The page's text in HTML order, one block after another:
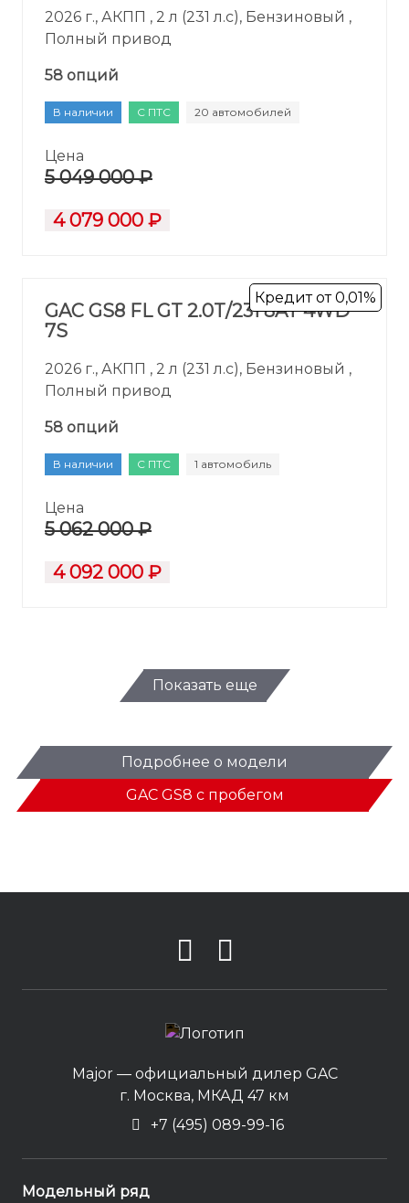
2026 г., АКПП , 2 л (231 л.с), Бензиновый ,
Полный привод
58 опций
В наличии С ПТС 20 автомобилей
Цена
5 049 000 ₽
4 079 000 ₽
Кредит от 0,01%
GAC GS8 FL GT 2.0T/231 8AT 4WD
7S
2026 г., АКПП , 2 л (231 л.с), Бензиновый ,
Полный привод
58 опций
В наличии С ПТС 1 автомобиль
Цена
5 062 000 ₽
4 092 000 ₽
Показать еще
Подробнее о модели
GAC GS8 с пробегом
Major — официальный дилер GAC
г. Москва, МКАД 47 км
+7 (495) 089-99-16
Модельный ряд